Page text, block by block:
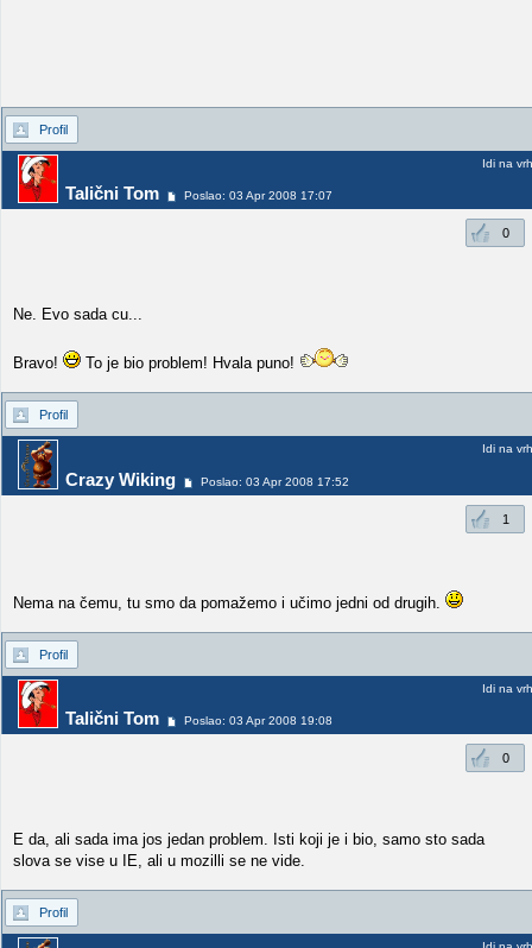
Profil
Talični Tom Poslao: 03 Apr 2008 17:07
Idi na vrh
0
Ne. Evo sada cu...
Bravo! To je bio problem! Hvala puno!
Profil
Crazy Wiking Poslao: 03 Apr 2008 17:52
Idi na vrh
1
Nema na čemu, tu smo da pomažemo i učimo jedni od drugih.
Profil
Talični Tom Poslao: 03 Apr 2008 19:08
Idi na vrh
0
E da, ali sada ima jos jedan problem. Isti koji je i bio, samo sto sada
slova se vise u IE, ali u mozilli se ne vide.
Profil